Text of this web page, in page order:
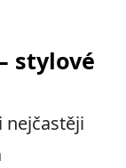
stylové
nejčastěji